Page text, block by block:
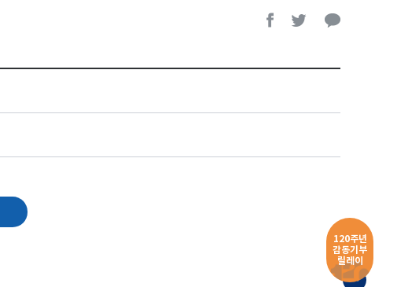
120주년
감동기부
릴레이